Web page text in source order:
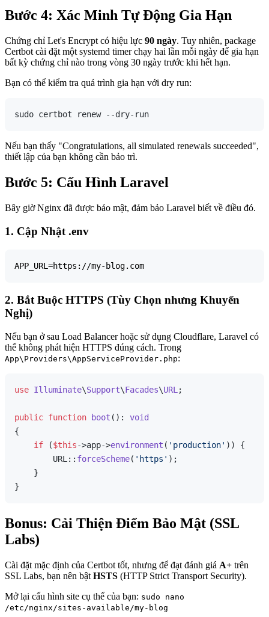
Bước 4: Xác Minh Tự Động Gia Hạn
Chứng chỉ Let's Encrypt có hiệu lực 90 ngày. Tuy nhiên, package
Certbot cài đặt một systemd timer chạy hai lần mỗi ngày để gia hạn
bất kỳ chứng chỉ nào trong vòng 30 ngày trước khi hết hạn.
Bạn có thể kiểm tra quá trình gia hạn với dry run:
Nếu bạn thấy "Congratulations, all simulated renewals succeeded",
thiết lập của bạn không cần bảo trì.
Bước 5: Cấu Hình Laravel
Bây giờ Nginx đã được bảo mật, đảm bảo Laravel biết về điều đó.
1. Cập Nhật .env
2. Bắt Buộc HTTPS (Tùy Chọn nhưng Khuyến
Nghị)
Nếu bạn ở sau Load Balancer hoặc sử dụng Cloudflare, Laravel có
thể không phát hiện HTTPS đúng cách. Trong
App\Providers\AppServiceProvider.php:
use Illuminate\Support\Facades\URL ;
public function boot ( ): void
{
if ($this->app->environment ( 'production' )) {
        URL::
forceScheme( 'https' );
    }
Bonus: Cải Thiện Điểm Bảo Mật (SSL
Labs)
Cài đặt mặc định của Certbot tốt, nhưng để đạt đánh giá A+ trên
SSL Labs, bạn nên bật HSTS (HTTP Strict Transport Security).
Mở lại cấu hình site cụ thể của bạn: sudo nano
/etc/nginx/sites-available/my-blog